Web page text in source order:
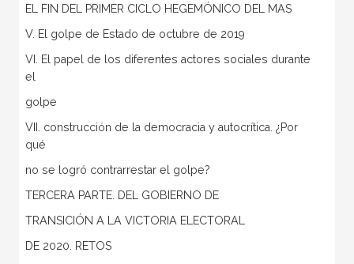
EL FIN DEL PRIMER CICLO HEGEMÓNICO DEL MAS
V. El golpe de Estado de octubre de 2019
VI. El papel de los diferentes actores sociales durante
el
golpe
VII. construcción de la democracia y autocrítica. ¿Por
qué
no se logró contrarrestar el golpe?
TERCERA PARTE. DEL GOBIERNO DE
TRANSICIÓN A LA VICTORIA ELECTORAL
DE 2020. RETOS